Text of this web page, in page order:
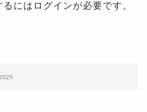
にはログインが必要です。